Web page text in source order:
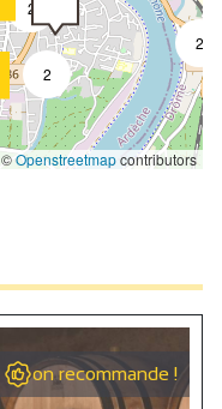
2
2
2
©Openstreetmapcontributors
on recommande !